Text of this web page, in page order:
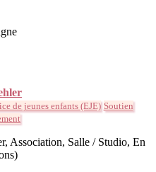
de jeunes enfants (EJE) Soutien
Association, Salle / Studio, En